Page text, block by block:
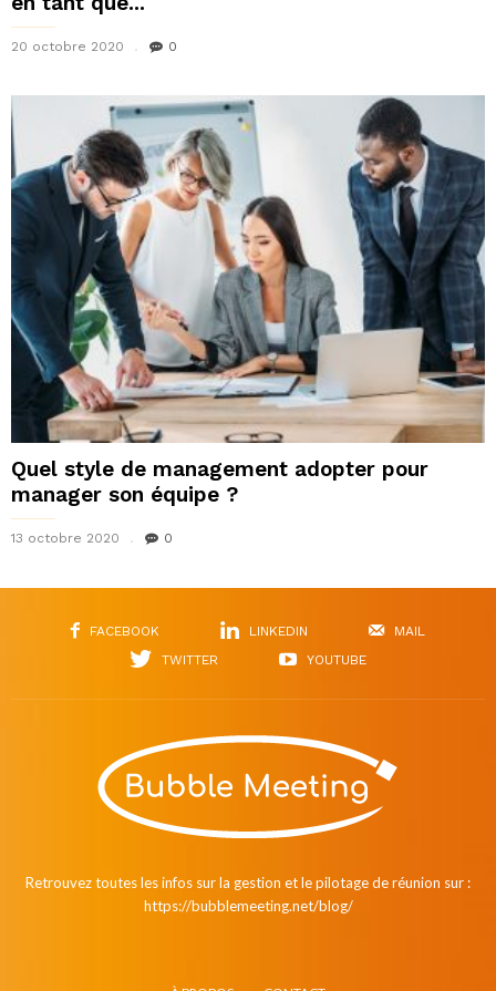
20 octobre 2020 0
Quel style de management adopter pour
manager son équipe ?
13 octobre 2020 0
FACEBOOK LINKEDIN
MAIL
TWITTER
YOUTUBE
Retrouvez toutes les infos sur la gestion et le pilotage de réunion sur :
https://bubblemeeting.net/blog/